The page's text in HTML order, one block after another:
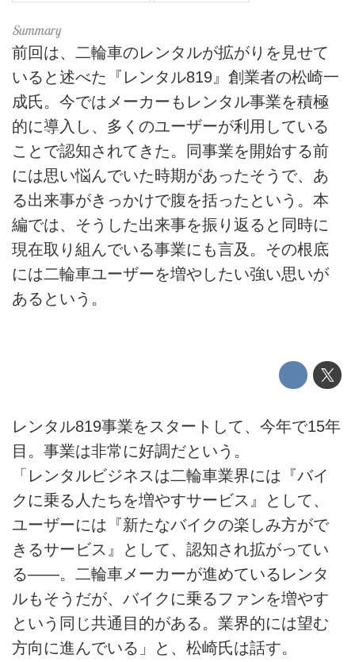
前回は、二輪車のレンタルが拡がりを見せて
いると述べた『レンタル819』創業者の松崎一
成氏。今ではメーカーもレンタル事業を積極
的に導入し、多くのユーザーが利用している
ことで認知されてきた。同事業を開始する前
には思い悩んでいた時期があったそうで、あ
る出来事がきっかけで腹を括ったという。本
編では、そうした出来事を振り返ると同時に
現在取り組んでいる事業にも言及。その根底
には二輪車ユーザーを増やしたい強い思いが
あるという。
レンタル819事業をスタートして、今年で15年
目。事業は非常に好調だという。
「レンタルビジネスは二輪車業界には『バイ
クに乗る人たちを増やすサービス』として、
ユーザーには『新たなバイクの楽しみ方がで
きるサービス』として、認知され拡がってい
る――。二輪車メーカーが進めているレンタ
ルもそうだが、バイクに乗るファンを増やす
という同じ共通目的がある。業界的には望む
方向に進んでいる」と、松崎氏は話す。